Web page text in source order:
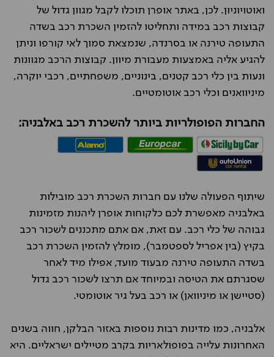
ואוטויוניון. לכן, באתר אופרן תוכלו לקבל מגוון גדול של
קבוצות רכב במידה ותחליטו להזמין השכרת רכב בשדה
התעופה טירנה או בסרנדה, שנמצאת סמוך לאי קורפו וניתן
להגיע אליה באמצעות מעבורת מיוון. קבוצות הרכב מגוונות
ונעות בין כלי רכב קטנים, בינוניים, משפחתיים, רכבי יוקרה,
מיניוואנים וכלי רכב אוטומטיים.
החברות הפופולריות ביותר להשכרת רכב באלבניה:
שיתוף הפעולה שלנו עם חברות השכרת רכב מובילות
באלבניה מאפשרת לכם כלקוחות אופרן ליהנות מזמינות
גבוהה של כלי רכב. עם זאת, אם אתם מתכננים לשכור רכב
בקיץ (בין אפריל לספטמבר), מומלץ להזמין השכרת רכב
בשדה התעופה טירנה מבעוד מועד, אפילו מיד לאחר
שסגרתם את הטיסה ובמיוחד אם תרצו לשכור רכב גדול
(סטיישן או מיניוואן) או רכב בעל גיר אוטומטי.
אלבניה, כמו מדינות רבות נוספות באזור הבלקן, חווה בשנים
האחרונות עלייה בפופולאריות בקרב מטיילים ישראליים. היא